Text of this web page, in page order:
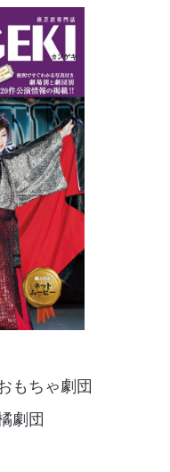
もちゃ劇団
劇団